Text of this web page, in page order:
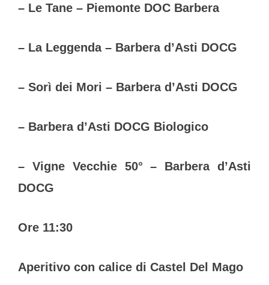
– Le Tane – Piemonte DOC Barbera
– La Leggenda – Barbera d’Asti DOCG
– Sorì dei Mori – Barbera d’Asti DOCG
– Barbera d’Asti DOCG Biologico
– Vigne Vecchie 50° – Barbera d’Asti
DOCG
Ore 11:30
Aperitivo con calice di Castel Del Mago